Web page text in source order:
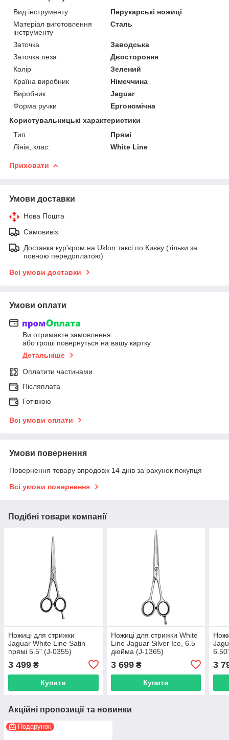
Вид інструменту
Перукарські ножиці
Матеріал виготовлення
інструменту
Сталь
Заточка
Заводська
Заточка леза
Двостороння
Колір
Зелений
Країна виробник
Німеччина
Виробник
Jaguar
Форма ручки
Ергономічна
Користувальницькі характеристики
Тип
Прямі
Лінія, клас:
White Line
Приховати
Умови доставки
Нова Пошта
Самовивіз
Доставка кур'єром на Uklon таксі по Києву (тільки за
повною передоплатою)
Всі умови доставки
Умови оплати
Ви отримаєте замовлення
або гроші повернуться на вашу картку
Детальніше
Оплатити частинами
Післяплата
Готівкою
Всі умови оплати
Умови повернення
Повернення товару впродовж 14 днів за рахунок покупця
Всі умови повернення
Подібні товари компанії
Ножиці для стрижки
Jaguar White Line Satin
прямі 5.5" (J-0355)
3 499 ₴
Купити
Ножиці для стрижки White
Line Jaguar Silver Ice, 6.5
дюйма (J-1365)
3 699₴
Купити
3
Акційні пропозиції та новинки
Подарунок